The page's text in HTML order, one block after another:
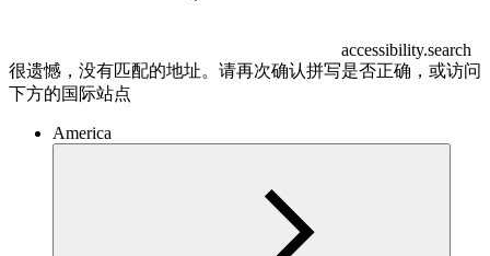
accessibility.search
很遗憾，没有匹配的地址。请再次确认拼写是否正确，或访问
下方的国际站点
America